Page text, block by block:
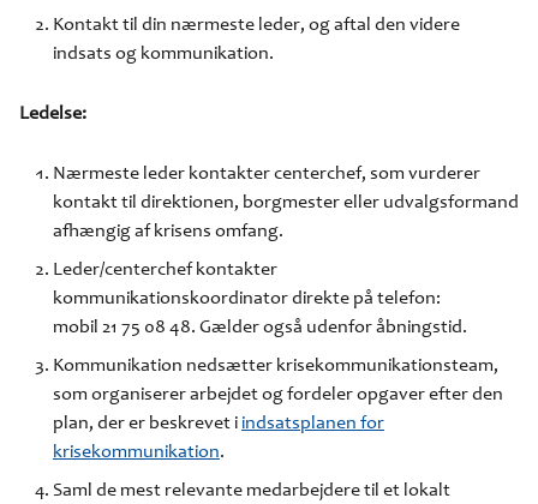
Kontakt til din nærmeste leder, og aftal den videre
indsats og kommunikation.
Ledelse:
Nærmeste leder kontakter centerchef, som vurderer
kontakt til direktionen, borgmester eller udvalgsformand
afhængig af krisens omfang.
Leder/centerchef kontakter
kommunikationskoordinator direkte på telefon:
mobil 21 75 08 48. Gælder også udenfor åbningstid.
Kommunikation nedsætter krisekommunikationsteam,
som organiserer arbejdet og fordeler opgaver efter den
plan, der er beskrevet i indsatsplanen for
krisekommunikation.
Saml de mest relevante medarbejdere til et lokalt